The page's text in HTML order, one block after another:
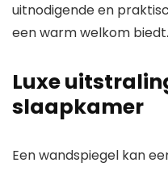
uitnodigende en
een warm welkom biedt.
Luxe
slaapkamer
Een wandspiegel kan